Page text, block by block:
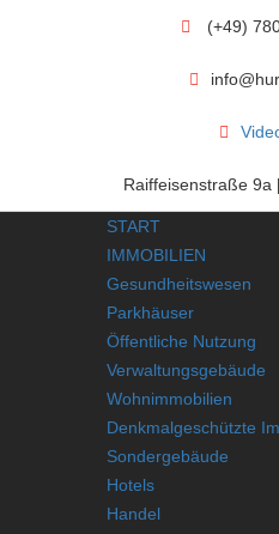
(+49)
Raiffeisenstraße 9a |
START
IMMOBILIEN
Gesundheitswesen
Parkhäuser
Öffentliche Nutzung
Verwaltungsgebäude
Wohnimmobilien
Denkmalgeschützte
Sondergebäude
Hotels
Handel